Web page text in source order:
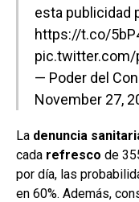
esta publicidad
https://t.co/
pic.twitter.com/
— Poder del
November 27,
La denuncia
cada refresco de
por día, las
en 60%. Además,